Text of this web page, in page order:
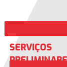
SERVIÇOS